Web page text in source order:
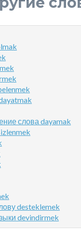
слова dayamak
desteklemek
devindirmek